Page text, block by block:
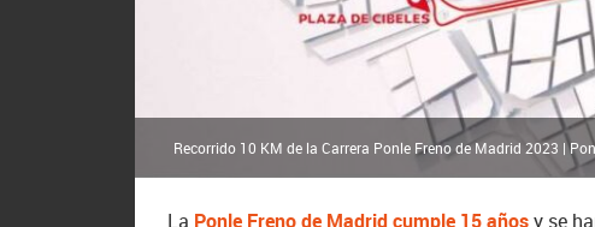
Recorrido 10 KM de la Carrera Ponle Freno de Madrid 2023 |
La Ponle Freno de Madrid cumple 15 añosy se